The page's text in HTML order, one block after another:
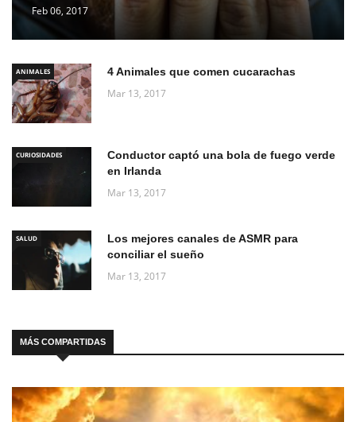
Feb 06, 2017
ANIMALES 4 Animales que comen cucarachas
Mar 13, 2017
CURIOSIDADES
Conductor captó una bola de fuego verde
en Irlanda
Mar 13, 2017
SALUD
Los mejores canales de ASMR para
conciliar el sueño
Mar 13, 2017
MÁS COMPARTIDAS